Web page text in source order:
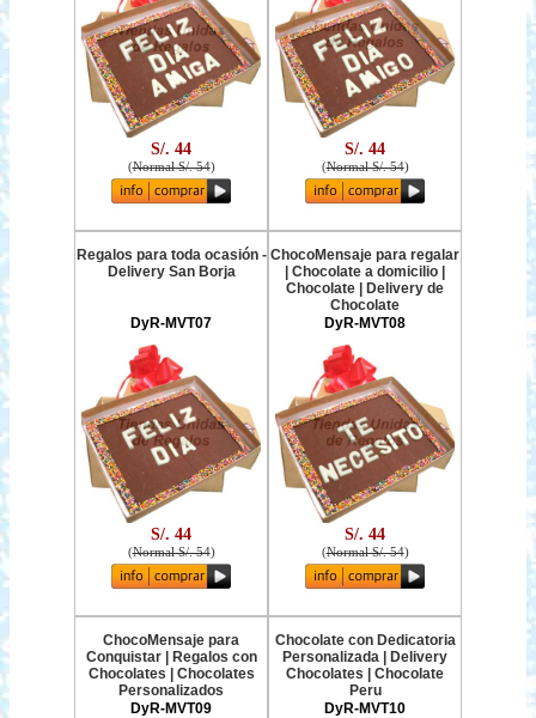
S/. 44
(Normal S/. 54)
S/. 44
(Normal S/. 54)
Regalos para toda ocasión -
Delivery San Borja
DyR-MVT07
S/. 44
(Normal S/. 54)
ChocoMensaje para regalar
| Chocolate a domicilio |
Chocolate | Delivery de
Chocolate
DyR-MVT08
S/. 44
(Normal S/. 54)
ChocoMensaje para
Conquistar | Regalos con
Chocolates | Chocolates
Personalizados
DyR-MVT09
Chocolate con Dedicatoria
Personalizada | Delivery
Chocolates | Chocolate
Peru
DyR-MVT10